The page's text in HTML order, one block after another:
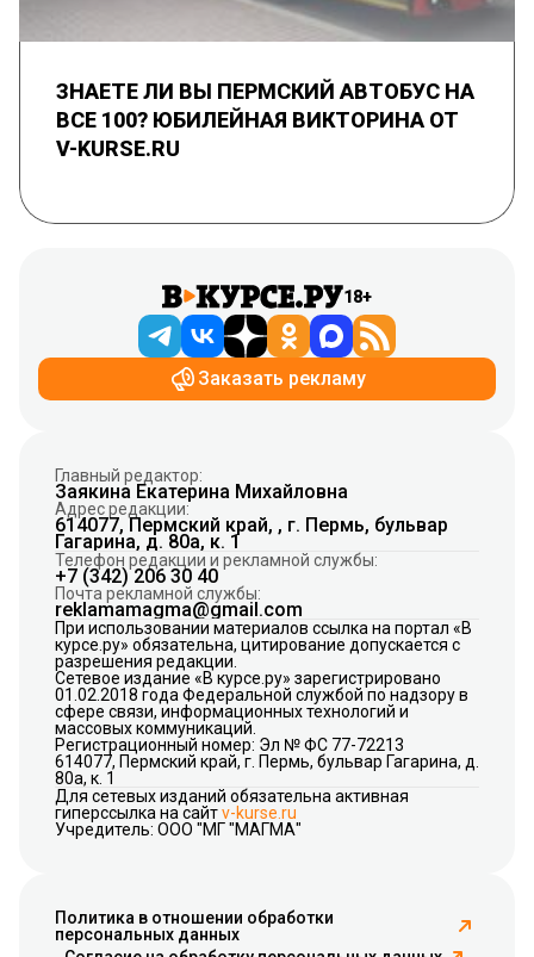
ЗНАЕТЕ ЛИ ВЫ ПЕРМСКИЙ АВТОБУС НА
ВСЕ 100? ЮБИЛЕЙНАЯ ВИКТОРИНА ОТ
V-KURSE.RU
18+
Заказать рекламу
Главный редактор:
Заякина Екатерина Михайловна
Адрес редакции:
614077, Пермский край, , г. Пермь, бульвар
Гагарина, д. 80а, к. 1
Телефон редакции и рекламной службы:
+7 (342) 206 30 40
Почта рекламной службы:
reklamamagma@gmail.com
При использовании материалов ссылка на портал «В
курсе.ру» обязательна, цитирование допускается с
разрешения редакции.
Сетевое издание «В курсе.ру» зарегистрировано
01.02.2018 года Федеральной службой по надзору в
сфере связи, информационных технологий и
массовых коммуникаций.
Регистрационный номер: Эл № ФС 77-72213
614077, Пермский край, г. Пермь, бульвар Гагарина, д.
80а, к. 1
Для сетевых изданий обязательна активная
гиперссылка на сайтv-kurse.ru
Учредитель: ООО "МГ "МАГМА"
Политика в отношении обработки
персональных данных